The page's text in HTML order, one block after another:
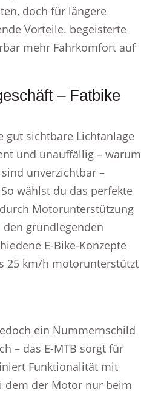
doch für längere
Vorteile. begeisterte
mehr Fahrkomfort auf
– Fatbike
gut sichtbare Lichtanlage
und unauffällig – warum
unverzichtbar –
wählst du das perfekte
Motorunterstützung
grundlegenden
E-Bike-Konzepte
25 km/h motorunterstützt
ein Nummernschild
– das E-MTB sorgt für
Funktionalität mit
dem der Motor nur beim